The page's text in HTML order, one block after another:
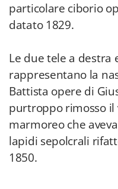
particolare ciborio
datato 1829.
Le due tele a destra
rappresentano la
Battista opere di
purtroppo rimosso il
marmoreo che
lapidi sepolcrali
1850.